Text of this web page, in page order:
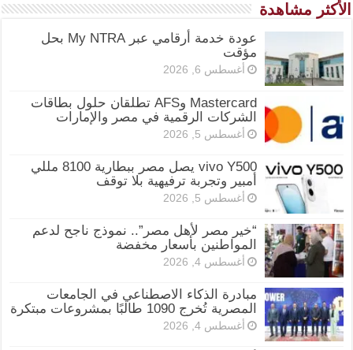
الأكثر مشاهدة
عودة خدمة أرقامي عبر My NTRA بحل
مؤقت
أغسطس 6, 2026
Mastercard وAFS تطلقان حلول بطاقات
الشركات الرقمية في مصر والإمارات
أغسطس 5, 2026
vivo Y500 يصل مصر ببطارية 8100 مللي
أمبير وتجربة ترفيهية بلا توقف
أغسطس 5, 2026
“خير مصر لأهل مصر”.. نموذج ناجح لدعم
المواطنين بأسعار مخفضة
أغسطس 4, 2026
مبادرة الذكاء الاصطناعي في الجامعات
المصرية تُخرج 1090 طالبًا بمشروعات مبتكرة
أغسطس 4, 2026